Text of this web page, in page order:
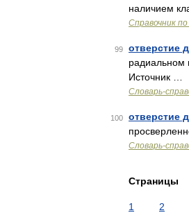
наличием
Справочник
99 отверстие
радиальном
Источник …
Словарь-
100 отверстие
Словарь-
Страницы
1 2